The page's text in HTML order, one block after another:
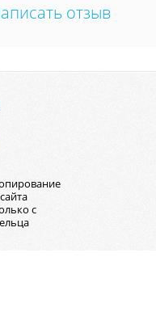
отзыв
с